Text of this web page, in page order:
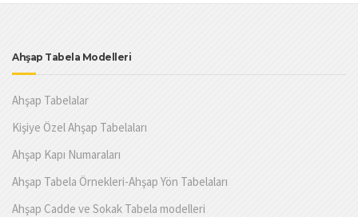
Ahşap Tabela Modelleri
Ahşap Tabelalar
Kişiye Özel Ahşap Tabelaları
Ahşap Kapı Numaraları
Ahşap Tabela Örnekleri-Ahşap Yön Tabelaları
Ahşap Cadde ve Sokak Tabela modelleri